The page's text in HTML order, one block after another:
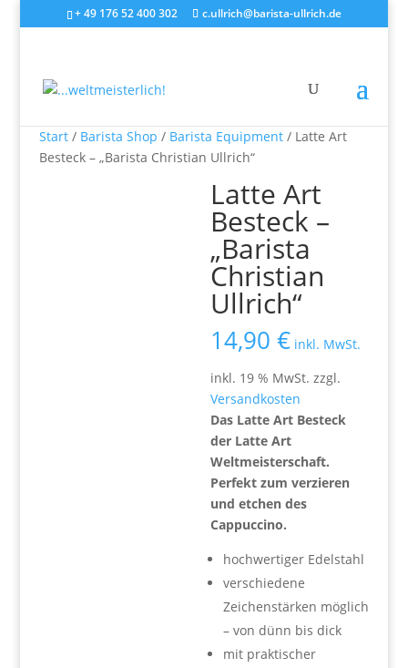
+ 49 176 52 400 302 c.ullrich@barista-ullrich.de
Start/ Barista Shop / Barista Equipment/ Latte Art
Besteck – „Barista Christian Ullrich“
Latte Art
Besteck –
„Barista
Christian
Ullrich“
14,90€ inkl. MwSt.
inkl. 19 % MwSt. zzgl.
Versandkosten
Das Latte Art Besteck
der Latte Art
Weltmeisterschaft.
Perfekt zum verzieren
und etchen des
Cappuccino.
hochwertiger Edelstahl
verschiedene
Zeichenstärken möglich
– von dünn bis dick
mit praktischer